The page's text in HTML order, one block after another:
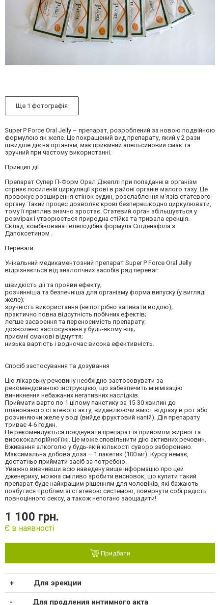
Ще 1 фотографія
Super P Force Oral Jelly – препарат, розроблений за новою подвійною
формулою як желе. Це покращений вид препарату, який у 2 рази
швидше діє на організм, має приємний апельсиновий смак та
зручний при частому використанні.
Принцип дії
Препарат Супер П-Форм Орал Джеллі при попаданні в організм
сприяє посиленій циркуляції крові в районі органів малого тазу. Це
провокує розширення стінок судин, розслаблення м'язів статевого
органу. Такий процес дозволяє крові безперешкодно циркулювати,
тому її приплив значно зростає. Статевий орган збільшується у
розмірах і утворюється природна стійка та тривала ерекція.
Склад: комбінована гелеподібна формула Сілденафіла з
Дапоксетином .
Переваги
Унікальний медикаментозний препарат Super P Force Oral Jelly
відрізняється від аналогічних засобів ряд переваг:
швидкість дії та прояви ефекту;
розчинніша та безпечніша для організму форма випуску (у вигляді
желе);
зручність використання (не потрібно запивати водою);
практично повна відсутність побічних ефектів;
легше засвоєння та переносимість препарату;
дозволено застосування у будь-якому віці;
приємні смакові відчуття;
низька вартість і водночас висока ефективність.
Спосіб застосування та дозування
Цю лікарську речовину необхідно застосовувати за
рекомендованою інструкцією, що забезпечить мінімізацію
виникнення небажаних негативних наслідків.
Приймати варто по 1 цілому пакетику за 15-30 хвилин до
планованого статевого акту, видавлюючи вміст відразу в рот або
розчиняючи желе у воді (вийде фруктовий напій). Дія препарату
триває 4-6 годин.
Не рекомендується поєднувати препарат із прийомом жирної та
висококалорійної їжі. Це може сповільнити дію активних речовин.
Вживання алкоголю у будь-якій кількості суворо заборонено.
Максимальна добова доза – 1 пакетик (100 мг). Курсу немає,
достатньо приймати засіб за потребою.
Уважно вивчивши всю наведену вище інформацію про цей
дженерику, можна сміливо зробити висновок, що купити такий
препарат буде найкращим рішенням для чоловіків, які бажають
позбутися проблем зі статевою системою, повернути собі радість
повноцінного сексу, а також непогано заощадити!
1 100 грн.
Є в наявності
Придбати
Для эрекции
Для продления интимного акта